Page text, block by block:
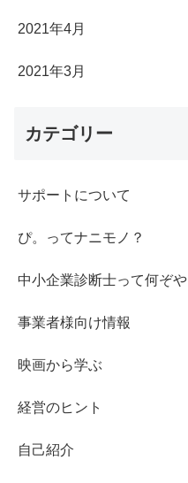
2021年4月
2021年3月
カテゴリー
サポートについて
ぴ。ってナニモノ？
中小企業診断士って何ぞや
事業者様向け情報
映画から学ぶ
経営のヒント
自己紹介